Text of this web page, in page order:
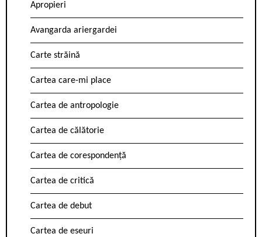
Apropieri
Avangarda ariergardei
Carte străină
Cartea care-mi place
Cartea de antropologie
Cartea de călătorie
Cartea de corespondență
Cartea de critică
Cartea de debut
Cartea de eseuri